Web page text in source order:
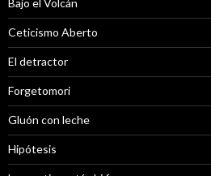
Bajo el Volcán
Ceticismo Aberto
El detractor
Forgetomori
Gluón con leche
Hipótesis